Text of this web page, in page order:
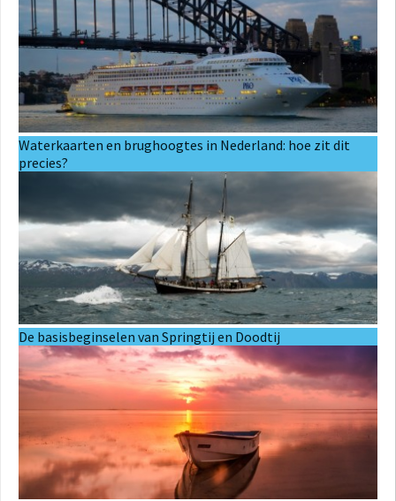
Waterkaarten en brughoogtes in Nederland: hoe zit dit
precies?
De basisbeginselen van Springtij en Doodtij